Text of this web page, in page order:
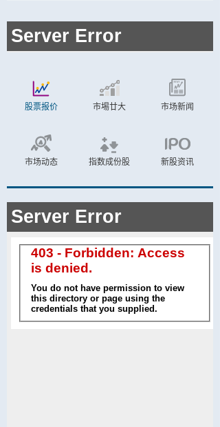
股票报价 市埸廿大 市场新闻
市场动态 指数成份股 新股资讯